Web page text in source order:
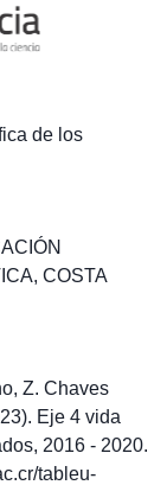
de los
, COSTA
Z. Chaves
Eje 4 vida
2016 - 2020.
tableu-